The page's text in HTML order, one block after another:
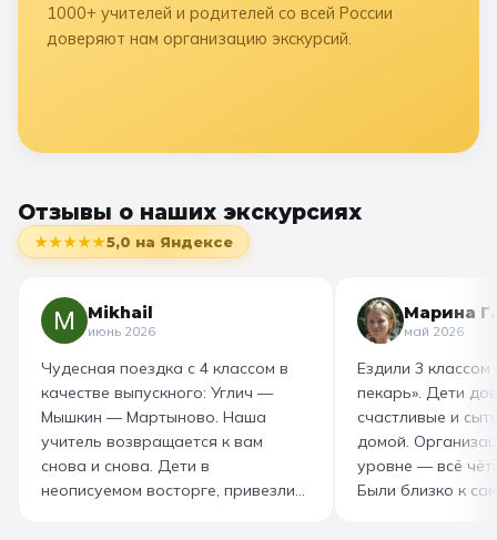
1000+ учителей и родителей со всей России
доверяют нам организацию экскурсий.
Отзывы о наших экскурсиях
★★★★★5,0 на Яндексе
Mikhail
июнь 2026
Чудесная поездка с 4 классом в
качестве выпускного: Углич —
Мышкин — Мартыново. Наша
учитель возвращается к вам
снова и снова. Дети в
неописуемом восторге, привезли
Марина Г.
май 2026
Ездили 3 классом
пекарь». Дети
счастливые и
домой.
уровне — всё
Были близко к